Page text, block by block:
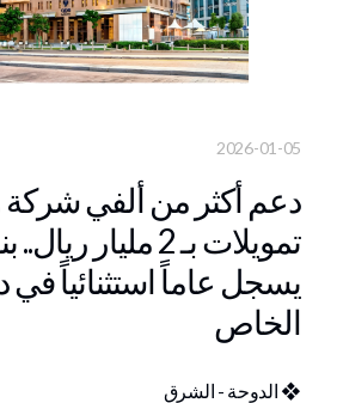
2026-01-05
دعم أكثر من ألفي شركة
تمويلات بـ 2 مليار
يسجل عاماً استثنائياً
الخاص
❖ الدوحة - الشرق